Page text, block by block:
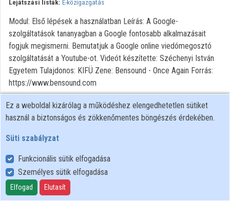
Lejátszási listák: E-közigazgatás
Modul: Első lépések a használatban Leírás: A Google-
szolgáltatások tananyagban a Google fontosabb alkalmazásait
fogjuk megismerni. Bemutatjuk a Google online viedómegosztó
szolgáltatását a Youtube-ot. Videót készítette: Széchenyi István
Egyetem Tulajdonos: KIFÜ Zene: Bensound - Once Again Forrás:
https://www.bensound.com
Felhasználói szabályzat
Adatkezelési tájékoztató
Süti szabályzat
Ez a weboldal kizárólag a működéshez elengedhetetlen sütiket
használ a biztonságos és zökkenőmentes böngészés érdekében.
Süti szabályzat
Funkcionális sütik elfogadása
Személyes sütik elfogadása
Elfogad Elutasít